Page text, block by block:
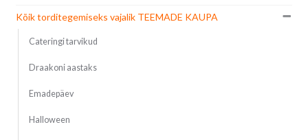
Kõik torditegemiseks vajalik TEEMADE KAUPA
Cateringi tarvikud
Draakoni aastaks
Emadepäev
Halloween